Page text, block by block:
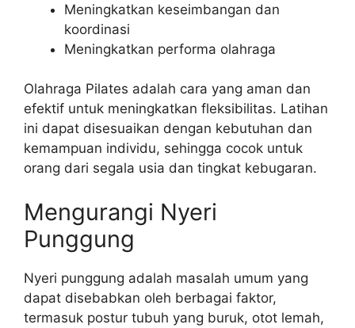
Meningkatkan keseimbangan dan
koordinasi
Meningkatkan performa olahraga
Olahraga Pilates adalah cara yang aman dan
efektif untuk meningkatkan fleksibilitas. Latihan
ini dapat disesuaikan dengan kebutuhan dan
kemampuan individu, sehingga cocok untuk
orang dari segala usia dan tingkat kebugaran.
Mengurangi Nyeri
Punggung
Nyeri punggung adalah masalah umum yang
dapat disebabkan oleh berbagai faktor,
termasuk postur tubuh yang buruk, otot lemah,